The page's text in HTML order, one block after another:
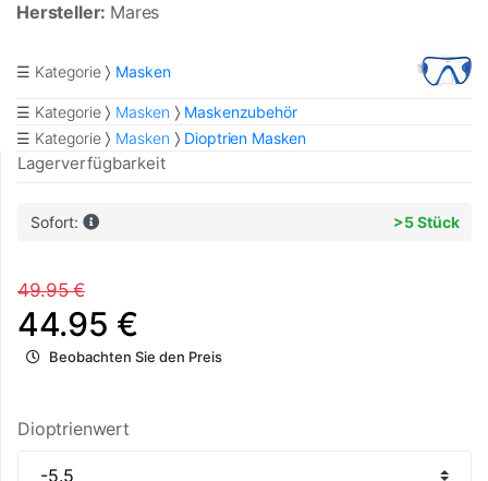
Hersteller: Mares
☰ Kategorie Masken
☰ Kategorie Masken
Maskenzubehör
☰ Kategorie
Masken Dioptrien Masken
Lagerverfügbarkeit
Sofort: >5 Stück
49.95 €
44.95 €
Beobachten Sie den Preis
Dioptrienwert